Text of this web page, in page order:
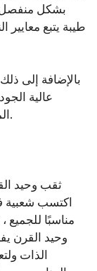
بشكل
طيبة يتبع معايير
بالإضافة إلى
عالية
المضاعفات المحتملة وتعزيز الشفاء المناسب.
ثقب وحيد
اكتسب شعبية
مناسبًا
وحيد القرن
الذات